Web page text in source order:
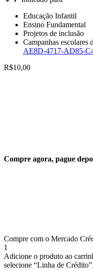
Educação Infantil
Ensino Fundamental
Projetos de inclusão
Campanhas escolares
AE8D-4717-AD85-
R$10,00
Compre agora, pague
Compre com o Mercado
1
Adicione o produto ao
selecione “Linha de Crédito”.